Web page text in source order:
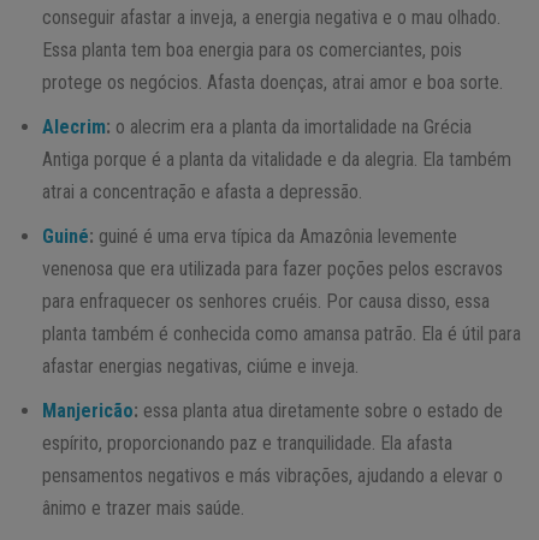
conseguir afastar a inveja, a energia negativa e o mau olhado.
Essa planta tem boa energia para os comerciantes, pois
protege os negócios. Afasta doenças, atrai amor e boa sorte.
Alecrim: o alecrim era a planta da imortalidade na Grécia
Antiga porque é a planta da vitalidade e da alegria. Ela também
atrai a concentração e afasta a depressão.
Guiné: guiné é uma erva típica da Amazônia levemente
venenosa que era utilizada para fazer poções pelos escravos
para enfraquecer os senhores cruéis. Por causa disso, essa
planta também é conhecida como amansa patrão. Ela é útil para
afastar energias negativas, ciúme e inveja.
Manjericão: essa planta atua diretamente sobre o estado de
espírito, proporcionando paz e tranquilidade. Ela afasta
pensamentos negativos e más vibrações, ajudando a elevar o
ânimo e trazer mais saúde.